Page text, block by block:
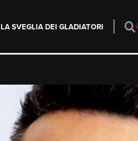
LA SVEGLIA DEI GLADIATORI